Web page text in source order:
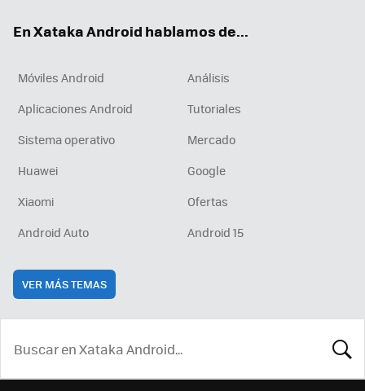
En Xataka Android hablamos de...
Móviles Android
Análisis
Aplicaciones Android
Tutoriales
Sistema operativo
Mercado
Huawei
Google
Xiaomi
Ofertas
Android Auto
Android 15
VER MÁS TEMAS